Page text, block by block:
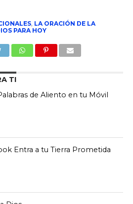
, LA ORACIÓN DE LA
PARA HOY
TI
de Aliento en tu Móvil
Entra a tu Tierra Prometida